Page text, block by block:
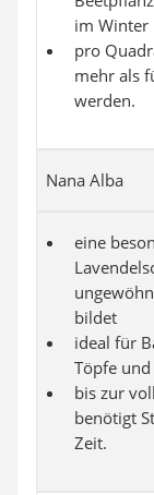
im Winter
pro
mehr als
werden.
Nana Alba
eine
bildet
ideal für
Töpfe
bis zur
benötigt
Zeit.